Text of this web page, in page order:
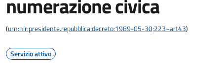
numerazione civica
(urn:nir:presidente.repubblica:decreto:1989-05-30;223~art43)
Servizio attivo